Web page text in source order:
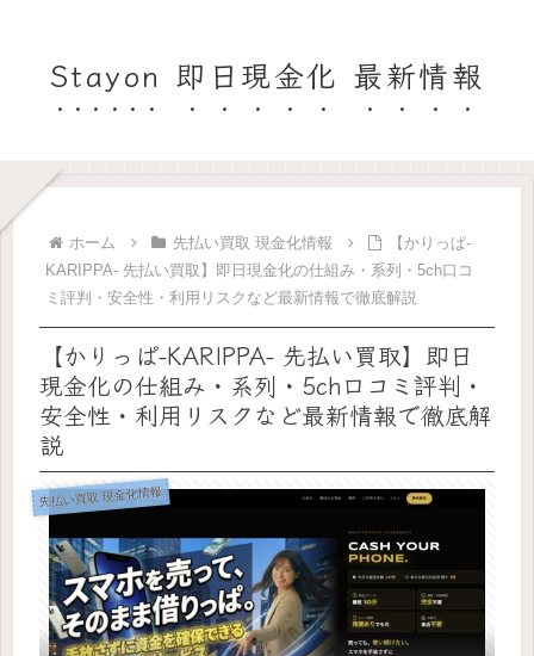
Stayon 即日現金化 最新情報
ホーム 先払い買取 現金化情報
【かりっぱ-
KARIPPA- 先払い買取】即日現金化の仕組み・系列・5ch口コ
ミ評判・安全性・利用リスクなど最新情報で徹底解説
【かりっぱ-KARIPPA- 先払い買取】即日
現金化の仕組み・系列・5ch口コミ評判・
安全性・利用リスクなど最新情報で徹底解
説
先払い買取 現金化情報